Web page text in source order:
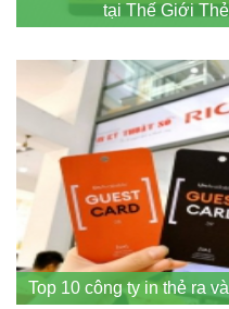
tại Thế Giới
Top 10 công ty in thẻ ra